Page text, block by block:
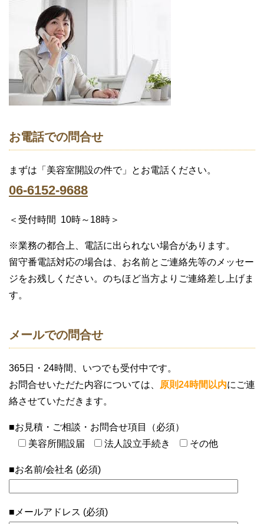
お電話での問合せ
まずは「美容室開設の件で」とお電話ください。
06-6152-9688
＜受付時間 10時～18時＞
※業務の都合上、電話に出られない場合があります。
留守番電話対応の場合は、お名前とご連絡先等のメッセー
ジをお残しください。のちほど当方よりご連絡差し上げま
す。
メールでの問合せ
365日・24時間、いつでも受付中です。
お問合せいただた内容については、
原則24時間以内にご連
絡させていただきます。
■お見積・ご相談・お問合せ項目（必須）
美容所開設届
法人設立手続き その他
■お名前/会社名 (必須)
■メールアドレス (必須)